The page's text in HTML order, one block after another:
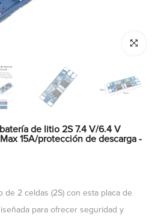
Click para
de litio 2S 7.4 V/6.4 V
15A/protección de descarga -
de 2 celdas (2S) con esta placa de
para ofrecer seguridad y